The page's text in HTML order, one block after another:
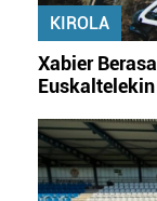
KIROLA
Xabier
Euskaltelekin